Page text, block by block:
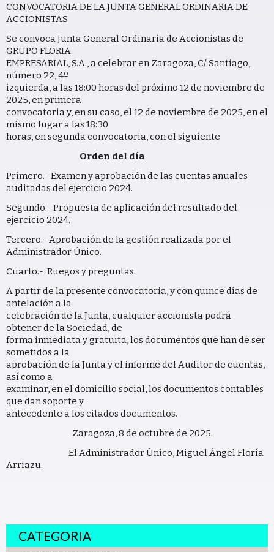
CONVOCATORIA DE LA JUNTA GENERAL ORDINARIA DE
ACCIONISTAS
Se convoca Junta General Ordinaria de Accionistas de
GRUPO FLORIA
EMPRESARIAL, S.A., a celebrar en Zaragoza, C/ Santiago,
número 22, 4º
izquierda, a las 18:00 horas del próximo 12 de noviembre de
2025, en primera
convocatoria y, en su caso, el 12 de noviembre de 2025, en el
mismo lugar a las 18:30
horas, en segunda convocatoria, con el siguiente
Orden del día
Primero.- Examen y aprobación de las cuentas anuales
auditadas del ejercicio 2024.
Segundo.- Propuesta de aplicación del resultado del
ejercicio 2024.
Tercero.- Aprobación de la gestión realizada por el
Administrador Único.
Cuarto.- Ruegos y preguntas.
A partir de la presente convocatoria, y con quince días de
antelación a la
celebración de la Junta, cualquier accionista podrá
obtener de la Sociedad, de
forma inmediata y gratuita, los documentos que han de ser
sometidos a la
aprobación de la Junta y el informe del Auditor de cuentas,
así como a
examinar, en el domicilio social, los documentos contables
que dan soporte y
antecedente a los citados documentos.
Zaragoza, 8 de octubre de 2025.
El Administrador Único, Miguel Ángel Floría
Arriazu.
CATEGORIA